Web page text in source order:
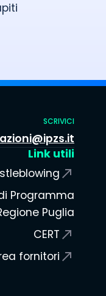
SCRIVICI
Link utili
Programma
Puglia
CERT
fornitori